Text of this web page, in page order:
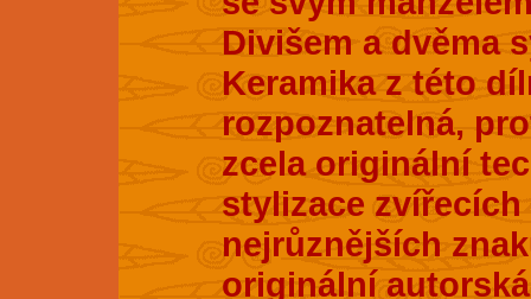
Divišem a dvěma
Keramika z této
rozpoznatelná,
zcela originální
stylizace
nejrůznějších
originální